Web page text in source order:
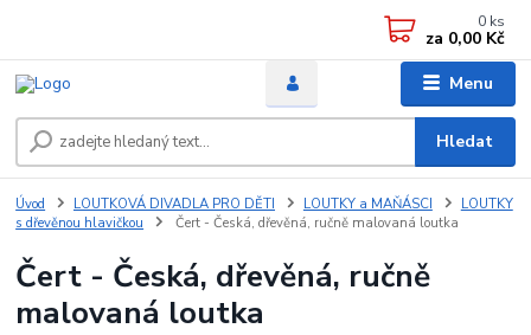
Menu
Hledat
0 ks
za 0,00 Kč
Úvod LOUTKOVÁ DIVADLA PRO DĚTI LOUTKY a MAŇÁSCI
LOUTKY
s dřevěnou hlavičkou
Čert - Česká, dřevěná, ručně malovaná loutka
Čert - Česká, dřevěná, ručně
malovaná loutka